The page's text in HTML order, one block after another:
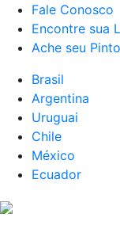
Fale Conosco
Encontre sua
Ache seu
Brasil
Argentina
Uruguai
Chile
México
Ecuador